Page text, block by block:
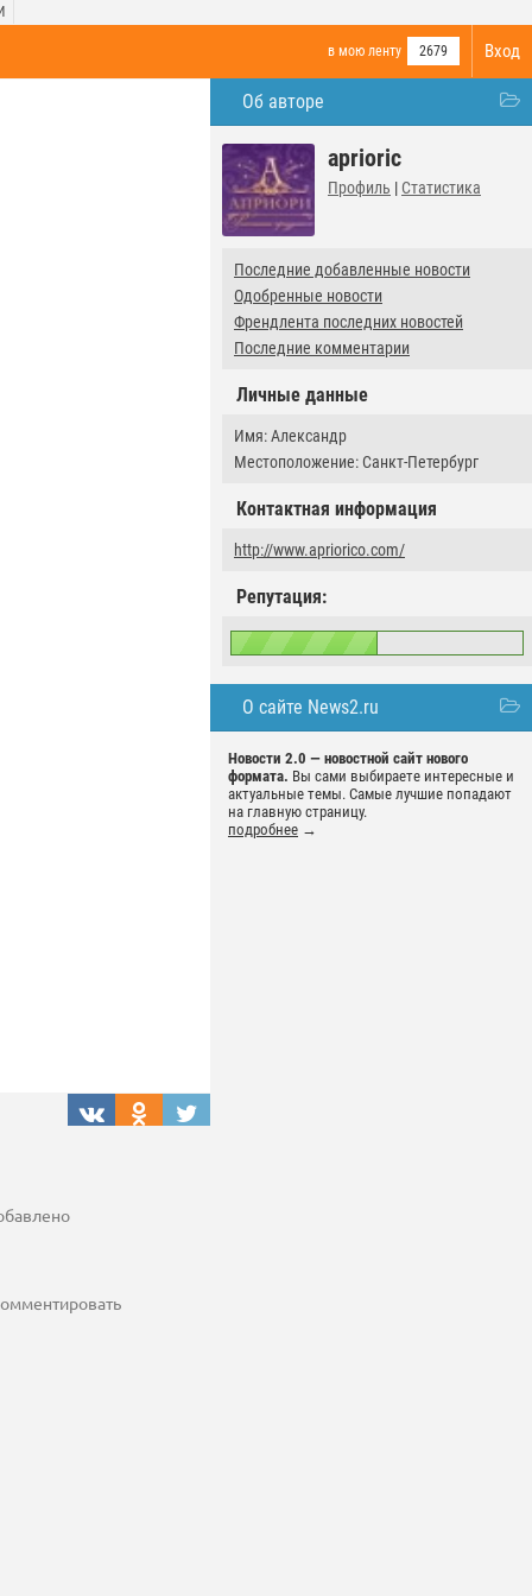
Вход
в мою ленту 2679
Об авторе
aprioric
Профиль | Статистика
Последние добавленные новости
Одобренные новости
Френдлента последних новостей
Последние комментарии
Личные данные
Имя: Александр
Местоположение: Санкт-Петербург
Контактная информация
http://www.apriorico.com/
Репутация:
О сайте News2.ru
Новости 2.0 — новостной сайт нового
формата. Вы сами выбираете интересные и
актуальные темы. Самые лучшие попадают
на главную страницу.
подробнее →